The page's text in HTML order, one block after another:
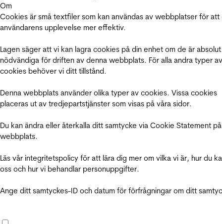
Om
Cookies är små textfiler som kan användas av webbplatser för att
användarens upplevelse mer effektiv.
Lagen säger att vi kan lagra cookies på din enhet om de är absolut
nödvändiga för driften av denna webbplats. För alla andra typer av
cookies behöver vi ditt tillstånd.
Denna webbplats använder olika typer av cookies. Vissa cookies
placeras ut av tredjepartstjänster som visas på våra sidor.
Du kan ändra eller återkalla ditt samtycke via Cookie Statement
webbplats.
Läs vår integritetspolicy för att lära dig mer om vilka vi är, hur du
oss och hur vi behandlar personuppgifter.
Ange ditt samtyckes-ID och datum för förfrågningar om ditt